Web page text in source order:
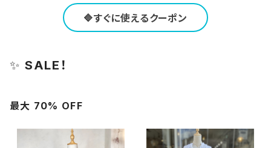
🔷すぐに使えるクーポン
✨SALE！
最大 70% OFF